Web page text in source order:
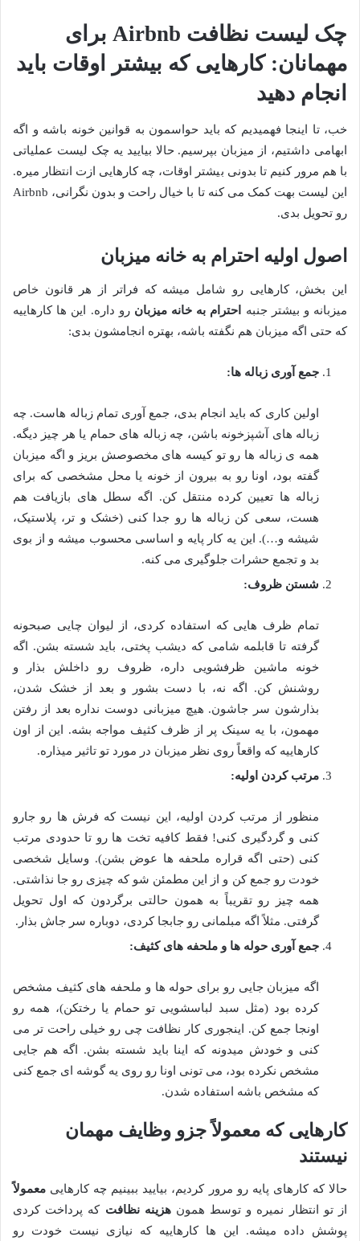
چک لیست نظافت Airbnb برای
مهمانان: کارهایی که بیشتر اوقات باید
انجام دهید
خب، تا اینجا فهمیدیم که باید حواسمون به قوانین خونه باشه و اگه
ابهامی داشتیم، از میزبان بپرسیم. حالا بیایید یه چک لیست عملیاتی
با هم مرور کنیم تا بدونی بیشتر اوقات، چه کارهایی ازت انتظار میره.
این لیست بهت کمک می کنه تا با خیال راحت و بدون نگرانی، Airbnb
رو تحویل بدی.
اصول اولیه احترام به خانه میزبان
این بخش، کارهایی رو شامل میشه که فراتر از هر قانون خاص
میزبانه و بیشتر جنبه
احترام به خانه میزبان رو داره. این ها کارهاییه
که حتی اگه میزبان هم نگفته باشه، بهتره انجامشون بدی:
جمع آوری زباله ها:
اولین کاری که باید انجام بدی، جمع آوری تمام زباله هاست. چه
زباله های آشپزخونه باشن، چه زباله های حمام یا هر چیز دیگه.
همه ی زباله ها رو تو کیسه های مخصوصش بریز و اگه میزبان
گفته بود، اونا رو به بیرون از خونه یا محل مشخصی که برای
زباله ها تعیین کرده منتقل کن. اگه سطل های بازیافت هم
هست، سعی کن زباله ها رو جدا کنی (خشک و تر، پلاستیک،
شیشه و…). این یه کار پایه و اساسی محسوب میشه و از بوی
بد و تجمع حشرات جلوگیری می کنه.
شستن ظروف:
تمام ظرف هایی که استفاده کردی، از لیوان چایی صبحونه
گرفته تا قابلمه شامی که دیشب پختی، باید شسته بشن. اگه
خونه ماشین ظرفشویی داره، ظروف رو داخلش بذار و
روشنش کن. اگه نه، با دست بشور و بعد از خشک شدن،
بذارشون سر جاشون. هیچ میزبانی دوست نداره بعد از رفتن
مهمون، با یه سینک پر از ظرف کثیف مواجه بشه. این از اون
کارهاییه که واقعاً روی نظر میزبان در مورد تو تاثیر میذاره.
مرتب کردن اولیه:
منظور از مرتب کردن اولیه، این نیست که فرش ها رو جارو
کنی و گردگیری کنی! فقط کافیه تخت ها رو تا حدودی مرتب
کنی (حتی اگه قراره ملحفه ها عوض بشن). وسایل شخصی
خودت رو جمع کن و از این مطمئن شو که چیزی رو جا نذاشتی.
همه چیز رو تقریباً به همون حالتی برگردون که اول تحویل
گرفتی. مثلاً اگه مبلمانی رو جابجا کردی، دوباره سر جاش بذار.
جمع آوری حوله ها و ملحفه های کثیف:
اگه میزبان جایی رو برای حوله ها و ملحفه های کثیف مشخص
کرده بود (مثل سبد لباسشویی تو حمام یا رختکن)، همه رو
اونجا جمع کن. اینجوری کار نظافت چی رو خیلی راحت تر می
کنی و خودش میدونه که اینا باید شسته بشن. اگه هم جایی
مشخص نکرده بود، می تونی اونا رو روی یه گوشه ای جمع کنی
که مشخص باشه استفاده شدن.
کارهایی که معمولاً جزو وظایف مهمان
نیستند
حالا که کارهای پایه رو مرور کردیم، بیایید ببینیم چه کارهایی معمولاً
از تو انتظار نمیره و توسط همونهزینه نظافت که پرداخت کردی
پوشش داده میشه. این ها کارهاییه که نیازی نیست خودت رو